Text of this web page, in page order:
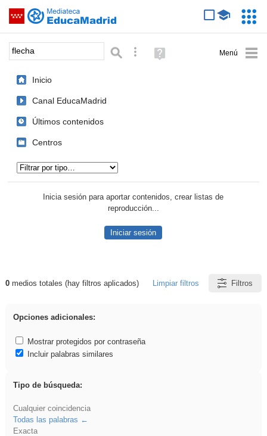
Saltar navegación
Palabra o frase: Búsqueda avanzada
Ayuda
(en
Inicio
Canal EducaMadrid
Últimos contenidos
Centros
Inicia sesión para aportar contenidos, crear listas de
reproducción...
Iniciar sesión
Resultados de: flecha
0medios totales (hay filtros aplicados) Limpiar filtros Filtros
Opciones adicionales:
Mostrar protegidos por contraseña
Incluir palabras similares
Tipo de búsqueda:
Cualquier coincidencia
Todas las palabras
Exacta